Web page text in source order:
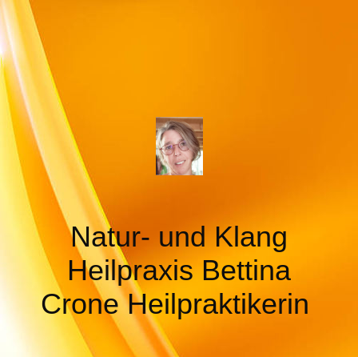
Natur- und Klang
HeilpraxisBettina
Crone Heilpraktikerin